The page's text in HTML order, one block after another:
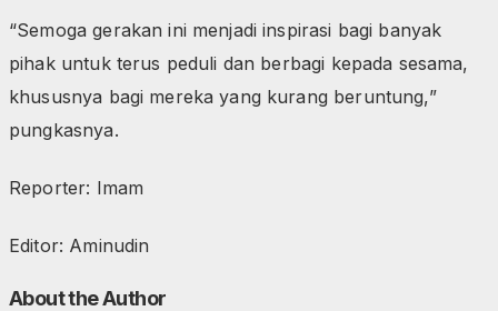
“Semoga gerakan ini menjadi inspirasi bagi banyak
pihak untuk terus peduli dan berbagi kepada sesama,
khususnya bagi mereka yang kurang beruntung,”
pungkasnya.
Reporter: Imam
Editor: Aminudin
About the Author